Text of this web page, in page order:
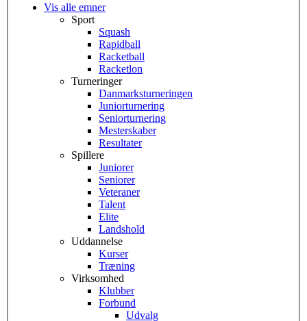
Vis alle emner
Sport
Squash
Rapidball
Racketball
Racketlon
Turneringer
Danmarksturneringen
Juniorturnering
Seniorturnering
Mesterskaber
Resultater
Spillere
Juniorer
Seniorer
Veteraner
Talent
Elite
Landshold
Uddannelse
Kurser
Træning
Virksomhed
Klubber
Forbund
Udvalg